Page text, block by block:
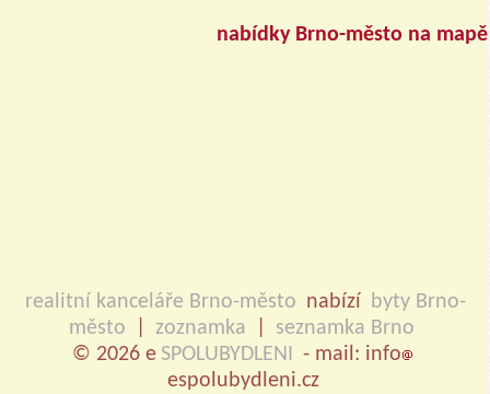
nabídky Brno-město na
realitní kanceláře Brno-město nabízí byty Brno-
město
zoznamka
seznamka Brno
© 2026 e SPOLUBYDLENI - mail: info
espolubydleni.cz